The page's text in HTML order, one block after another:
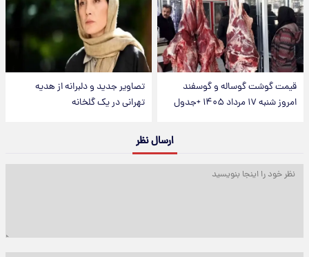
قیمت گوشت گوساله و گوسفند
امروز شنبه ۱۷ مرداد ۱۴۰۵ +جدول
تصاویر جدید و دلبرانه از هدیه
تهرانی در یک گلخانه
ارسال نظر